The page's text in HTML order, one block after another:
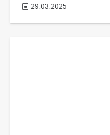
29.03.2025